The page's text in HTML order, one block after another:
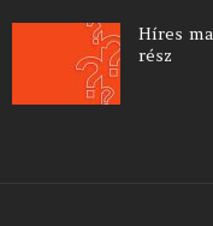
Híres
rész